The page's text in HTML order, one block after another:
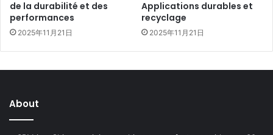
de la durabilité et des
performances
2025年11月21日
Applications durables et
recyclage
2025年11月21日
About